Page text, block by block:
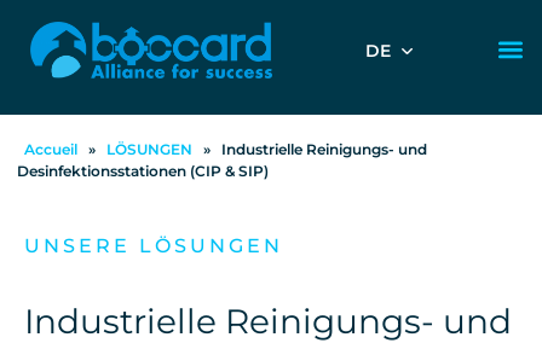
DE
Accueil » LÖSUNGEN »
Industrielle Reinigungs- und
Desinfektionsstationen (CIP & SIP)
UNSERE LÖSUNGEN
Industrielle Reinigungs- und